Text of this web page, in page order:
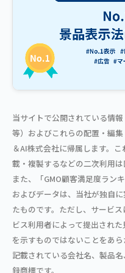
当サイトで公開されている情
等）およびこれらの配置・編
＆AI株式会社に帰属します。
載・複製するなどの二次利用は
また、「GMO顧客満足度ラン
およびデータは、当社が独自
たものです。ただし、サービ
ビス利用者によって提出され
を示すものではないことをあら
記載されている会社名、製品
録商標です。